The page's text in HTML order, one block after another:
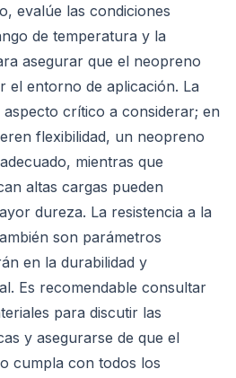
evalúe las condiciones
de temperatura y la
asegurar que el neopreno
el entorno de aplicación. La
crítico a considerar; en
flexibilidad, un neopreno
mientras que
altas cargas pueden
dureza. La resistencia a la
son parámetros
en la durabilidad y
Es recomendable consultar
para discutir las
y asegurarse de que el
cumpla con todos los